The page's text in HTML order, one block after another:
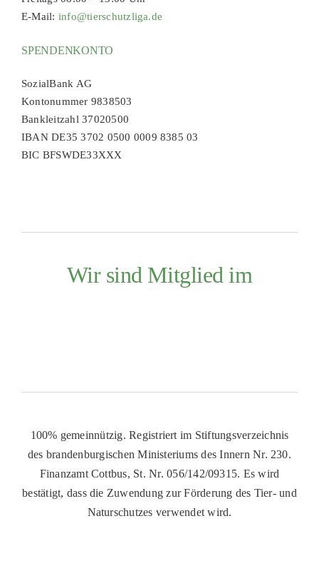
E-Mail: info@tierschutzliga.de
SPENDENKONTO
SozialBank AG
Kontonummer 9838503
Bankleitzahl 37020500
IBAN DE35 3702 0500 0009 8385 03
BIC BFSWDE33XXX
Wir sind Mitglied im
100% gemeinnützig. Registriert im Stiftungsverzeichnis
des brandenburgischen Ministeriums des Innern Nr. 230.
Finanzamt Cottbus, St. Nr. 056/142/09315. Es wird
bestätigt, dass die Zuwendung zur Förderung des Tier- und
Naturschutzes verwendet wird.